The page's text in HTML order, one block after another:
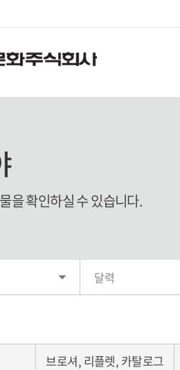
을 확인하실 수 있습니다.
달력
브로셔, 리플렛, 카탈로그